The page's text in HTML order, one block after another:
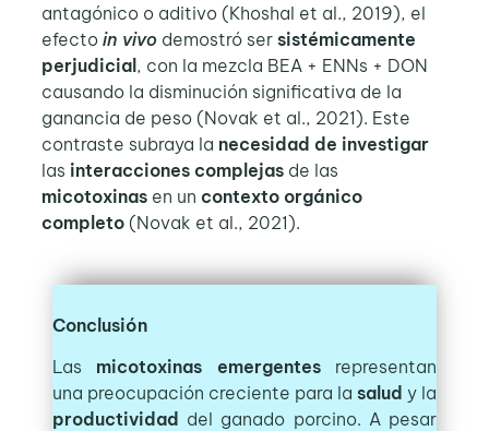
antagónico o aditivo (Khoshal et al., 2019), el
efecto in vivo demostró ser sistémicamente
perjudicial , con la mezcla BEA + ENNs + DON
causando la disminución significativa de la
ganancia de peso (Novak et al., 2021). Este
contraste subraya la necesidad de investigar
las interacciones complejasde las
micotoxinasen un contexto orgánico
completo(Novak et al., 2021).
Conclusión
Las micotoxinas emergentesrepresentan
una preocupación creciente para lasalud y la
productividad del ganado porcino. A pesar